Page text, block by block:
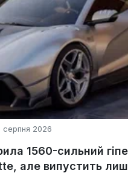
серпня 2026
1560-сильний
але випустить